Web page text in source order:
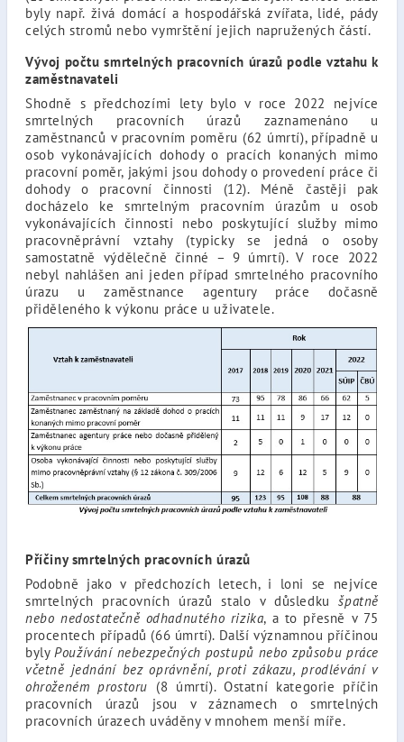
byly např. živá domácí a hospodářská zvířata, lidé, pády
celých stromů nebo vymrštění jejich napružených částí.
Vývoj počtu smrtelných pracovních úrazů podle vztahu k
zaměstnavateli
Shodně s předchozími lety bylo v roce 2022 nejvíce
smrtelných pracovních úrazů zaznamenáno u
zaměstnanců v pracovním poměru (62 úmrtí), případně u
osob vykonávajících dohody o pracích konaných mimo
pracovní poměr, jakými jsou dohody o provedení práce či
dohody o pracovní činnosti (12). Méně častěji pak
docházelo ke smrtelným pracovním úrazům u osob
vykonávajících činnosti nebo poskytující služby mimo
pracovněprávní vztahy (typicky se jedná o osoby
samostatně výdělečně činné – 9 úmrtí). V roce 2022
nebyl nahlášen ani jeden případ smrtelného pracovního
úrazu u zaměstnance agentury práce dočasně
přiděleného k výkonu práce u uživatele.
Příčiny smrtelných pracovních úrazů
Podobně jako v předchozích letech, i loni se nejvíce
smrtelných pracovních úrazů stalo v důsledkušpatně
nebo nedostatečně odhadnutého rizika, a to přesně v 75
procentech případů (66 úmrtí). Další významnou příčinou
bylyPoužívání nebezpečných postupů nebo způsobu práce
včetně jednání bez oprávnění, proti zákazu, prodlévání v
ohroženém prostoru (8 úmrtí). Ostatní kategorie příčin
pracovních úrazů jsou v záznamech o smrtelných
pracovních úrazech uváděny v mnohem menší míře.